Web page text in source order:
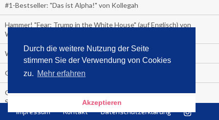
Durch die weitere Nutzung der Seite
stimmen Sie der Verwendung von Cookies
zu. Mehr erfahren
Akzeptieren
#1-Bestseller: "Das ist Alpha!" von Kollegah
Hammer! "Fear: Trump in the White House" (auf Englisch) von
Watergate-Urgestein
Wie alt sind die TV-Zuschauer
Geisterfahrer auf Überholspur
Gegen Einsamkeit: Single-Haushalte schauen täglich fast 6
Stunden TV
Impressum Kontakt Datenschutzerklärung